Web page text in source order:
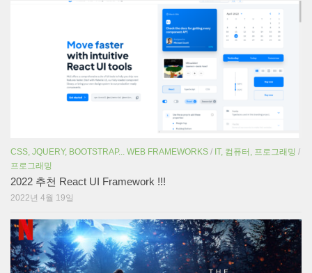
CSS, JQUERY, BOOTSTRAP... WEB FRAMEWORKS / IT, 컴퓨터, 프로그래밍 /
프로그래밍
2022 추천 React UI Framework !!!
2022년 4월 19일